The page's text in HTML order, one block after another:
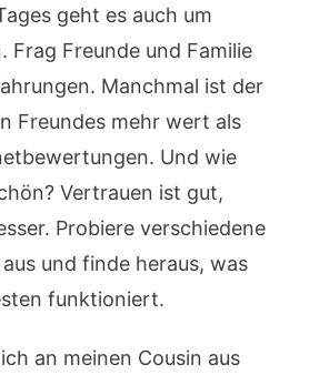
geht es auch um
Frag Freunde und Familie
Manchmal ist der
Freundes mehr wert als
Und wie
Vertrauen ist gut,
Probiere verschiedene
und finde heraus, was
funktioniert.
an meinen Cousin aus